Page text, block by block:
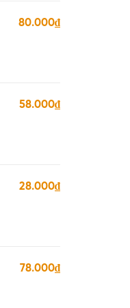
80.000₫
58.000₫
28.000₫
78.000₫